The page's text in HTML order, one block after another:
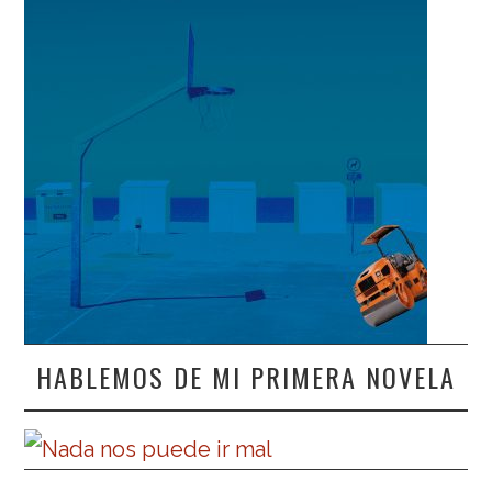
HABLEMOS DE MI PRIMERA NOVELA